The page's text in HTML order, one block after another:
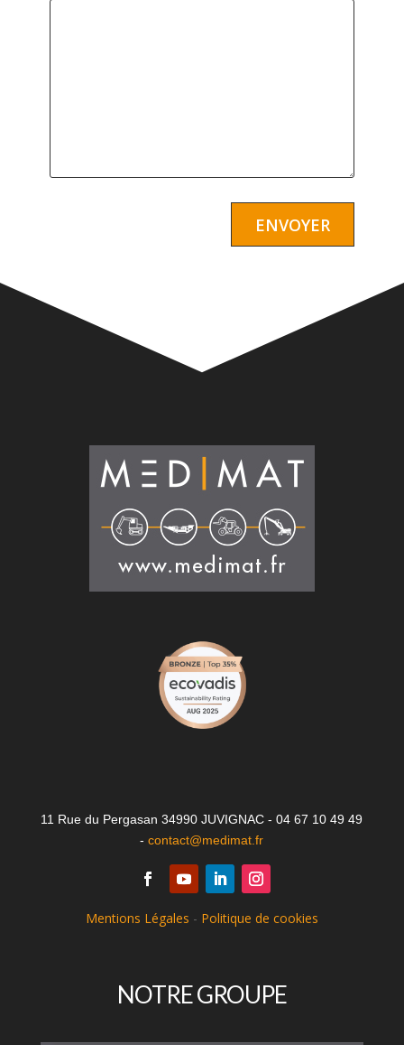
11 Rue du Pergasan 34990 JUVIGNAC - 04 67 10 49 49
-contact@medimat.fr
Mentions Légales - Politique de cookies
NOTRE GROUPE